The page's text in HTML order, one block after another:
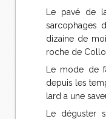
Le pavé de
sarcophages
dizaine de
roche de
Le mode de
depuis les
lard a une
Le déguster